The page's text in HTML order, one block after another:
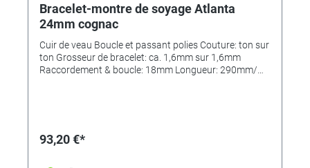
Bracelet-montre de soyage Atlanta
24mm cognac
Cuir de veau Boucle et passant polies Couture: ton sur
ton Grosseur de bracelet: ca. 1,6mm sur 1,6mm
Raccordement & boucle: 18mm Longueur: 290mm/
93,20 €*